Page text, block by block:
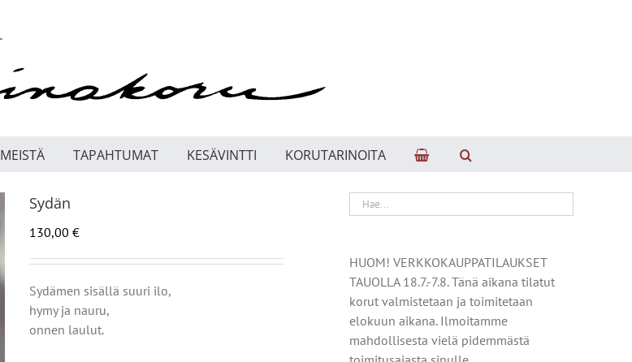
MEISTÄ TAPAHTUMAT KESÄVINTTI KORUTARINOITA
Sydän
130,00 €
Sydämen sisällä suuri ilo,
hymy ja nauru,
onnen laulut.
HUOM! VERKKOKAUPPATILAUKSET
TAUOLLA 18.7.-7.8. Tänä aikana tilatut
korut valmistetaan ja toimitetaan
elokuun aikana. Ilmoitamme
mahdollisesta vielä pidemmästä